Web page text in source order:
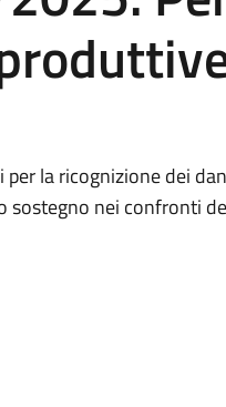
la ricognizione dei
nei confronti